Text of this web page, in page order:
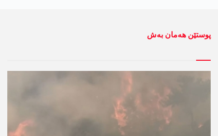
پوستێن ھەمان بەش